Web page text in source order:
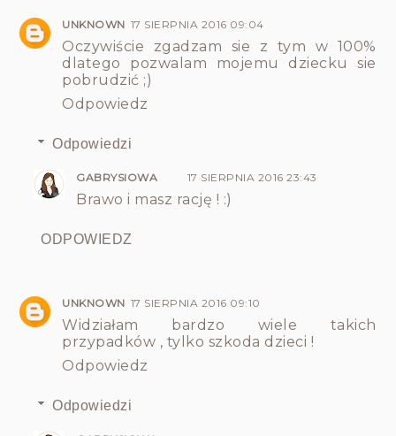
UNKNOWN 17 SIERPNIA 2016 09:04
Oczywiście zgadzam sie z tym w 100%
dlatego pozwalam mojemu dziecku sie
pobrudzić ;)
Odpowiedz
Odpowiedzi
GABRYSIOWA 17 SIERPNIA 2016 23:43
Brawo i masz rację ! :)
ODPOWIEDZ
UNKNOWN 17 SIERPNIA 2016 09:10
Widziałam bardzo wiele takich
przypadków , tylko szkoda dzieci !
Odpowiedz
Odpowiedzi